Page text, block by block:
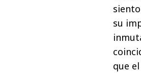
su
que